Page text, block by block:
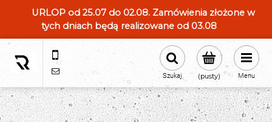
URLOP od 25.07 do 02.08. Zamówienia złożone w
tych dniach będą realizowane od 03.08
604554331
sklep@roland-modameska.pl (pusty)
Szukaj Menu